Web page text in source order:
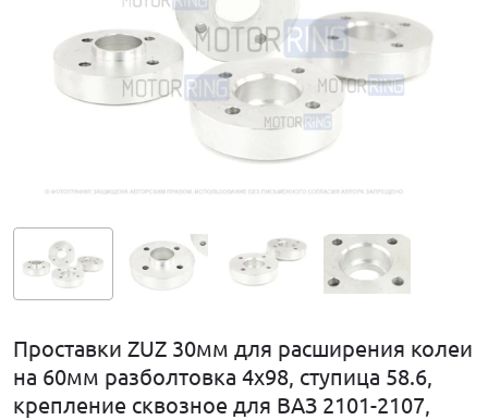
Проставки ZUZ 30мм для расширения колеи
на 60мм разболтовка 4х98, ступица 58.6,
крепление сквозное для ВАЗ 2101-2107,